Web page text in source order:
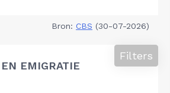
Bron: CBS (30-07-2026)
EMIGRATIE
Filters